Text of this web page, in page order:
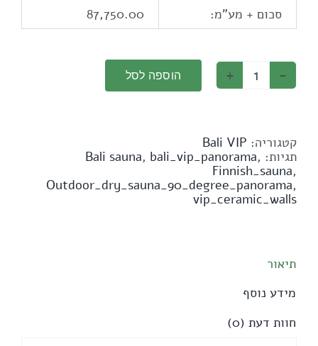
סכום + מע"מ:
87,750.00
כמות
עם
מבנה
חזק
במיוחד,
זכוכית
משולשת
הוספה לסל
קטגוריה: Bali VIP
תגיות:
Bali sauna, bali_vip_panorama,
Finnish_sauna,
Outdoor_dry_sauna_90_degree_panorama,
vip_ceramic_walls
תיאור
מידע נוסף
חוות דעת (0)